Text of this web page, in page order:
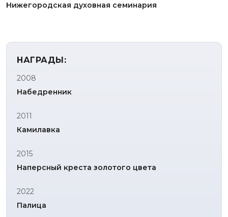
Нижегородская духовная семинария
НАГРАДЫ:
2008
Набедренник
2011
Камилавка
2015
Наперсный креста золотого цвета
2022
Палица